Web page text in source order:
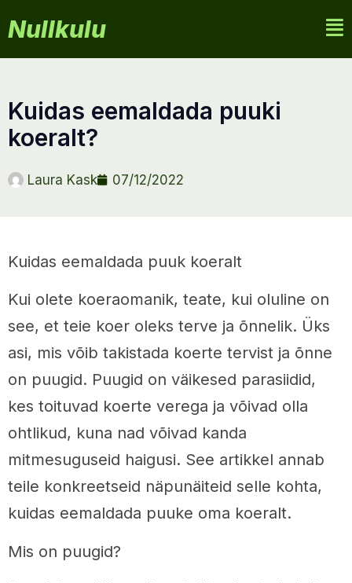
Nullkulu
kuidas eemaldada puuki
koeralt?
Laura Kask 07/12/2022
Kuidas eemaldada puuk koeralt
Kui olete koeraomanik, teate, kui oluline on
see, et teie koer oleks terve ja õnnelik. Üks
asi, mis võib takistada koerte tervist ja õnne
on puugid. Puugid on väikesed parasiidid,
kes toituvad koerte verega ja võivad olla
ohtlikud, kuna nad võivad kanda
mitmesuguseid haigusi. See artikkel annab
teile konkreetseid näpunäiteid selle kohta,
kuidas eemaldada puuke oma koeralt.
Mis on puugid?